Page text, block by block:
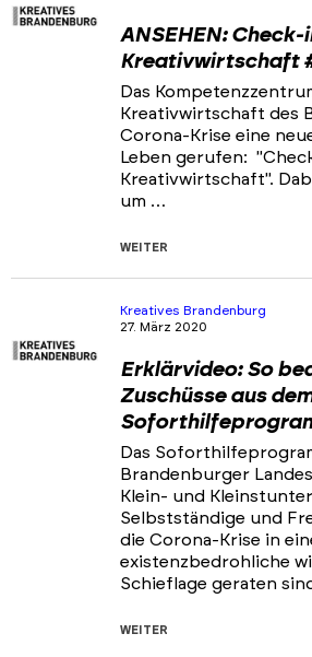
ANSEHEN: Check-
Kreativwirtschaft
Das
Kreativwirtschaft des
Corona-Krise eine
Leben gerufen:
Kreativwirtschaft".
um …
WEITER
Kreatives Brandenburg
27. März 2020
Erklärvideo: So
Zuschüsse aus
Das
Brandenburger
Klein- und
Selbstständige und
die Corona-Krise in
existenzbedrohliche
Schieflage geraten
WEITER